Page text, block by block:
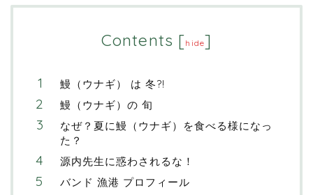
Contents [hide]
鰻（ウナギ） は 冬?!
鰻（ウナギ）の 旬
なぜ？夏に鰻（ウナギ）を食べる様になっ
た？
源内先生に惑わされるな！
バンド 漁港 プロフィール